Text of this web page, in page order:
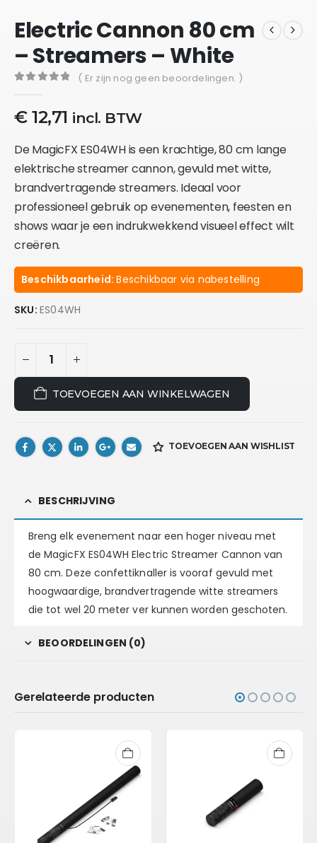
Electric Cannon 80 cm
– Streamers – White
( Er zijn nog geen beoordelingen. )
€12,71 incl. BTW
De MagicFX ES04WH is een krachtige, 80 cm lange
elektrische streamer cannon, gevuld met witte,
brandvertragende streamers. Ideaal voor
professioneel gebruik op evenementen, feesten en
shows waar je een indrukwekkend visueel effect wilt
creëren.​
Beschikbaarheid:Beschikbaar via nabestelling
SKU: ES04WH
TOEVOEGEN AAN WINKELWAGEN
TOEVOEGEN AAN WISHLIST
BESCHRIJVING
Breng elk evenement naar een hoger niveau met
de MagicFX ES04WH Electric Streamer Cannon van
80 cm. Deze confettiknaller is vooraf gevuld met
hoogwaardige, brandvertragende witte streamers
die tot wel 20 meter ver kunnen worden geschoten.​
BEOORDELINGEN (0)
Gerelateerde producten